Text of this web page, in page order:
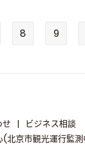
8 9
|
ビジネス相談
京市観光運行監測